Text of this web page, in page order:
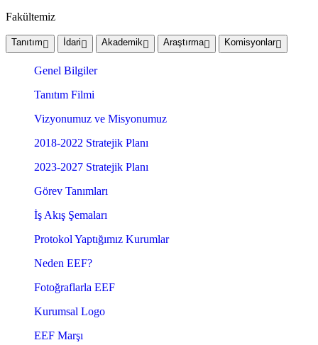
Fakültemiz
Tanıtım İdari Akademik Araştırma Komisyonlar
Genel Bilgiler
Tanıtım Filmi
Vizyonumuz ve Misyonumuz
2018-2022 Stratejik Planı
2023-2027 Stratejik Planı
Görev Tanımları
İş Akış Şemaları
Protokol Yaptığımız Kurumlar
Neden EEF?
Fotoğraflarla EEF
Kurumsal Logo
EEF Marşı